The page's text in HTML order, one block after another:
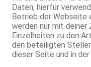
Daten, hierfür
Betrieb der Webseite
werden nur mit deiner
Einzelheiten zu den
den beteiligten
dieser Seite und in der
Halle
Yasmin